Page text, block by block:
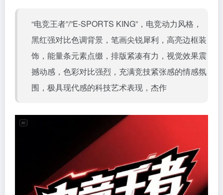
“电竞王者”/”E-SPORTS KING”，电竞动力风格，
黑红强对比色调背景，笔画尖锐犀利，高亮边框装
饰，能量条元素点缀，排版紧凑有力，视觉效果震
撼动感，色彩对比强烈，充满竞技紧张感的情感氛
围，极具现代感的科技艺术表现，杰作